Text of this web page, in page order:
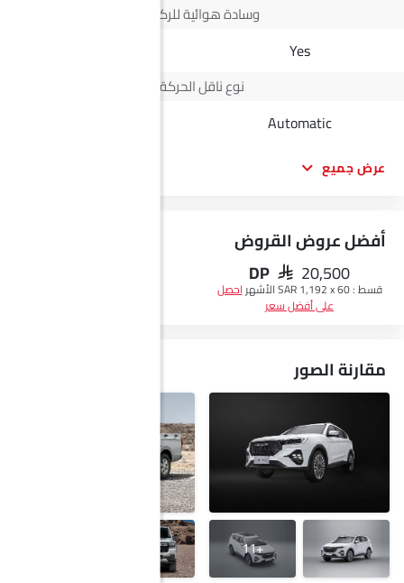
وسادة هوائية للركاب
Yes
نوع ناقل الحركة
Automatic
عرض جميع
أفضل عروض القروض
DP SAR 20,500
قسط :SAR 1,192 x 60 الأشهر احصل
على أفضل سعر
مقارنة الصور
+11